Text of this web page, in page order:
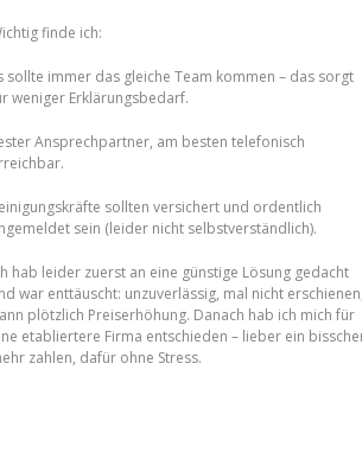
finde ich:
sollte immer das gleiche Team kommen – das sorgt
weniger Erklärungsbedarf.
Ansprechpartner, am besten telefonisch
sollten versichert und ordentlich
sein (leider nicht selbstverständlich).
hab leider zuerst an eine günstige Lösung gedacht
war enttäuscht: unzuverlässig, mal nicht erschienen,
plötzlich Preiserhöhung. Danach hab ich mich für
etabliertere Firma entschieden – lieber ein
zahlen, dafür ohne Stress.